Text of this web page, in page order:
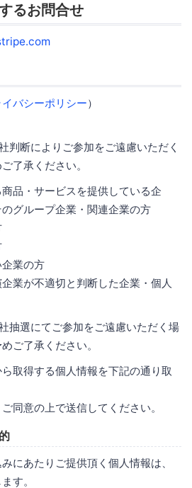
るお問合せ
イバシーポリシー）
判断によりご参加をご遠慮いただく
了承ください。
品・サービスを提供している企
グループ企業・関連企業の方
企業の方
業が不適切と判断した企業・個人
抽選にてご参加をご遠慮いただく場
ご了承ください。
取得する個人情報を下記の通り取
同意の上で送信してください。
にあたりご提供頂く個人情報は、
す。